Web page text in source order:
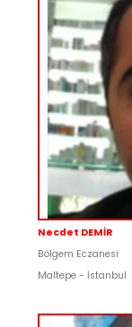
Necdet DEMİR
Bölgem Eczanesi
Maltepe - İstanbul